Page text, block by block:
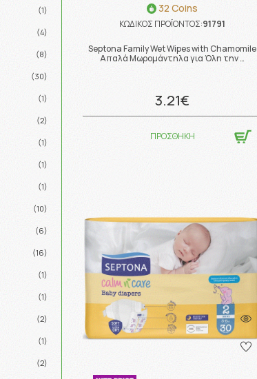
(1)
(4)
(8)
(30)
(1)
(2)
(1)
(1)
(1)
(10)
(6)
(16)
(1)
(1)
(2)
(1)
(2)
32 Coins
ΚΩΔΙΚΟΣ ΠΡΟΪΟΝΤΟΣ:91791
Septona Family Wet Wipes with Chamomile
Απαλά Μωρομάντηλα για Όλη την …
3.21€
ΠΡΟΣΘΗΚΗ